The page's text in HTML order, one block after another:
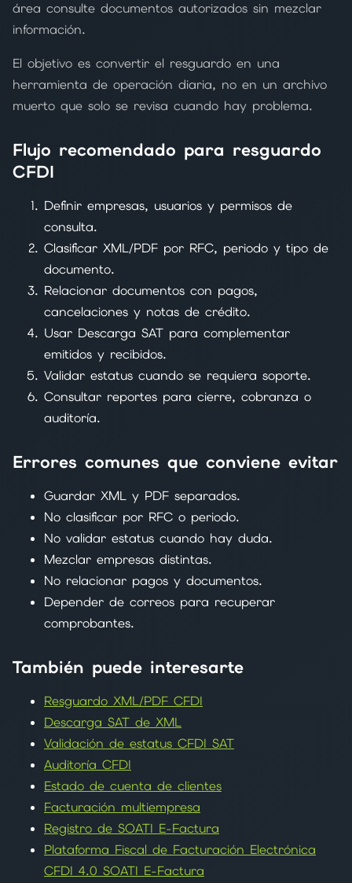
área consulte documentos autorizados sin mezclar
información.
El objetivo es convertir el resguardo en una
herramienta de operación diaria, no en un archivo
muerto que solo se revisa cuando hay problema.
Flujo recomendado para resguardo
CFDI
Definir empresas, usuarios y permisos de
consulta.
Clasificar XML/PDF por RFC, periodo y tipo de
documento.
Relacionar documentos con pagos,
cancelaciones y notas de crédito.
Usar Descarga SAT para complementar
emitidos y recibidos.
Validar estatus cuando se requiera soporte.
Consultar reportes para cierre, cobranza o
auditoría.
Errores comunes que conviene evitar
Guardar XML y PDF separados.
No clasificar por RFC o periodo.
No validar estatus cuando hay duda.
Mezclar empresas distintas.
No relacionar pagos y documentos.
Depender de correos para recuperar
comprobantes.
También puede interesarte
Resguardo XML/PDF CFDI
Descarga SAT de XML
Validación de estatus CFDI SAT
Auditoría CFDI
Estado de cuenta de clientes
Facturación multiempresa
Registro de SOATI E-Factura
Plataforma Fiscal de Facturación Electrónica
CFDI 4.0 SOATI E-Factura